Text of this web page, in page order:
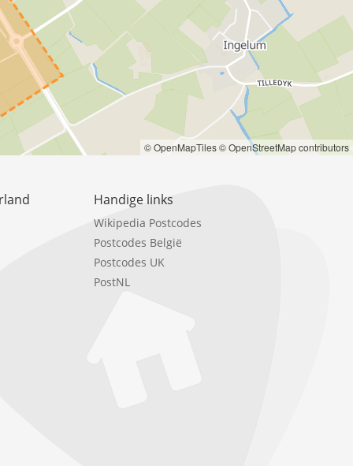
© OpenMapTiles© OpenStreetMap contributors
Handige links
Wikipedia Postcodes
Postcodes België
Postcodes UK
PostNL